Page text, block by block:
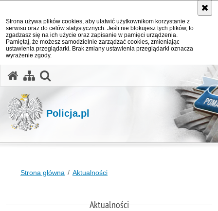
Strona używa plików cookies, aby ułatwić użytkownikom korzystanie z
serwisu oraz do celów statystycznych. Jeśli nie blokujesz tych plików, to
zgadzasz się na ich użycie oraz zapisanie w pamięci urządzenia.
Pamiętaj, że możesz samodzielnie zarządzać cookies, zmieniając
ustawienia przeglądarki. Brak zmiany ustawienia przeglądarki oznacza
wyrażenie zgody.
Policja.pl
Strona główna Aktualności
Aktualności